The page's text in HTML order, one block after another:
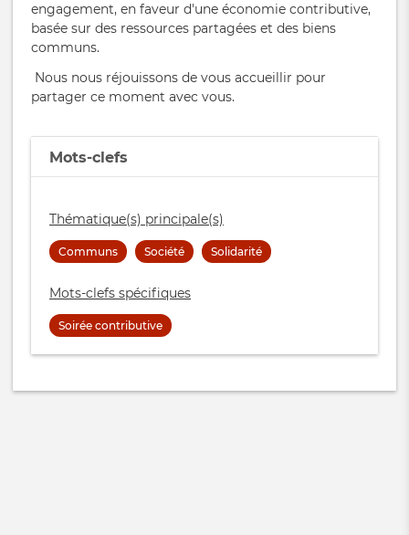
engagement, en faveur d'une économie contributive,
basée sur des ressources partagées et des biens
communs.
Nous nous réjouissons de vous accueillir pour
partager ce moment avec vous.
Mots-clefs
Thématique(s) principale(s)
Communs Société Solidarité
Mots-clefs spécifiques
Soirée contributive